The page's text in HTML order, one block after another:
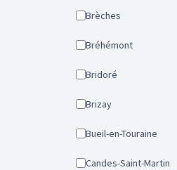
Brèches
Bréhémont
Bridoré
Brizay
Bueil-en-Touraine
Candes-Saint-Martin